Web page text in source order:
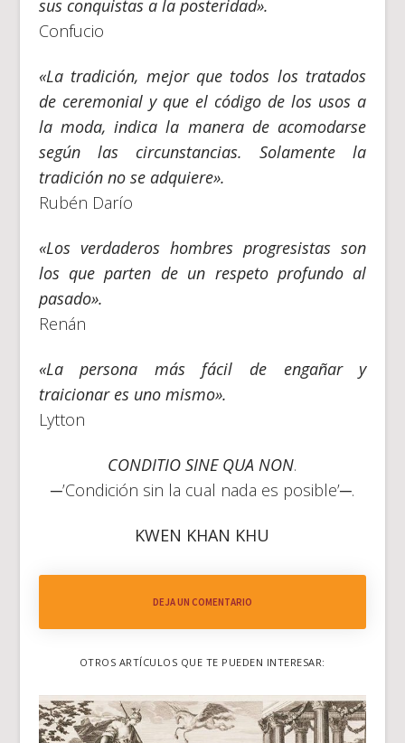
sus conquistas a la posteridad».
Confucio
«La tradición, mejor que todos los tratados
de ceremonial y que el código de los usos a
la moda, indica la manera de acomodarse
según las circunstancias. Solamente la
tradición no se adquiere».
Rubén Darío
«Los verdaderos hombres progresistas son
los que parten de un respeto profundo al
pasado».
Renán
«La persona más fácil de engañar y
traicionar es uno mismo».
Lytton
CONDITIO SINE QUA NON.
─’Condición sin la cual nada es posible’─.
KWEN KHAN KHU
DEJA UN COMENTARIO
OTROS ARTÍCULOS QUE TE PUEDEN INTERESAR: